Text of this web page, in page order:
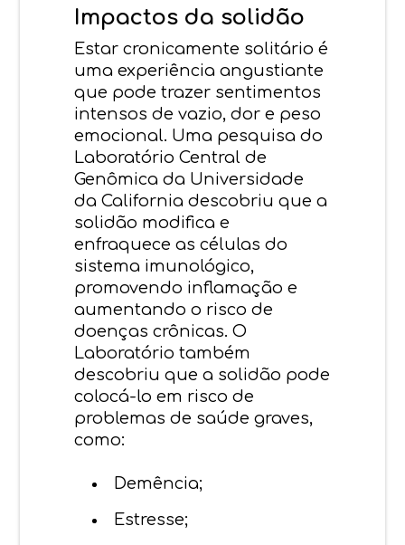
Impactos da solidão
Estar cronicamente solitário é
uma experiência angustiante
que pode trazer sentimentos
intensos de vazio, dor e peso
emocional. Uma pesquisa do
Laboratório Central de
Genômica da Universidade
da California descobriu que a
solidão modifica e
enfraquece as células do
sistema imunológico,
promovendo inflamação e
aumentando o risco de
doenças crônicas. O
Laboratório também
descobriu que a solidão pode
colocá-lo em risco de
problemas de saúde graves,
como:
Demência;
Estresse;